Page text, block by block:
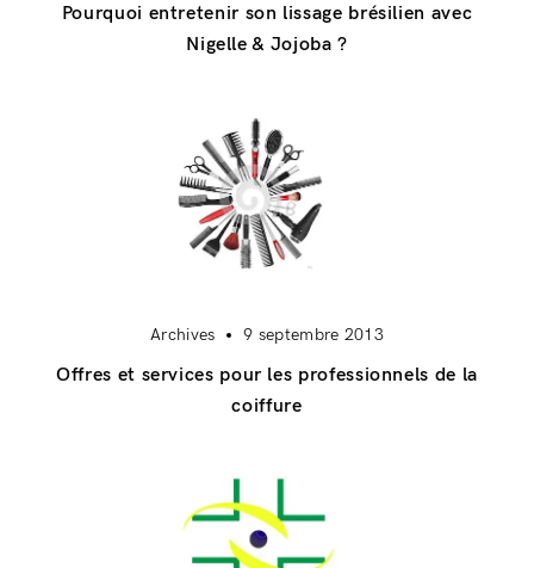
Pourquoi entretenir son lissage brésilien avec
Nigelle & Jojoba ?
Archives 9 septembre 2013
Offres et services pour les professionnels de la
coiffure